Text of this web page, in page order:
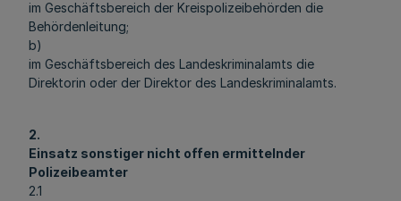
im Geschäftsbereich der Kreispolizeibehörden die
Behördenleitung;
b)
im Geschäftsbereich des Landeskriminalamts die
Direktorin oder der Direktor des Landeskriminalamts.
2.
Einsatz sonstiger nicht offen ermittelnder
Polizeibeamter
2.1